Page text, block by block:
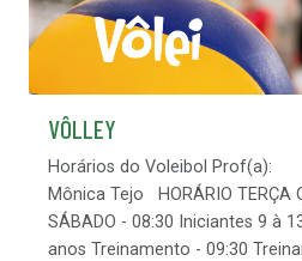
VÔLLEY
Horários do Voleibol Prof(a):
Mônica Tejo HORÁRIO TERÇA
SÁBADO - 08:30 Iniciantes 9 à
anos Treinamento - 09:30